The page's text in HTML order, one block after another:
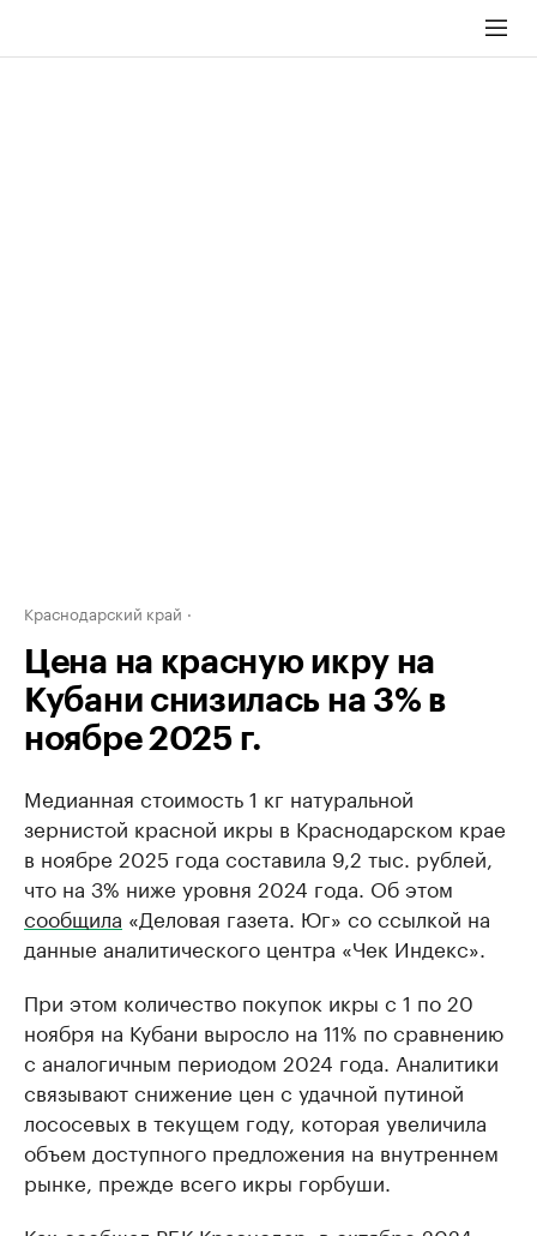
Краснодарский край
Цена на красную икру на
Кубани снизилась на 3% в
ноябре 2025 г.
Медианная стоимость 1 кг натуральной
зернистой красной икры в Краснодарском крае
в ноябре 2025 года составила 9,2 тыс. рублей,
что на 3% ниже уровня 2024 года. Об этом
сообщила «Деловая газета. Юг» со ссылкой на
данные аналитического центра «Чек Индекс».
При этом количество покупок икры с 1 по 20
ноября на Кубани выросло на 11% по сравнению
с аналогичным периодом 2024 года. Аналитики
связывают снижение цен с удачной путиной
лососевых в текущем году, которая увеличила
объем доступного предложения на внутреннем
рынке, прежде всего икры горбуши.